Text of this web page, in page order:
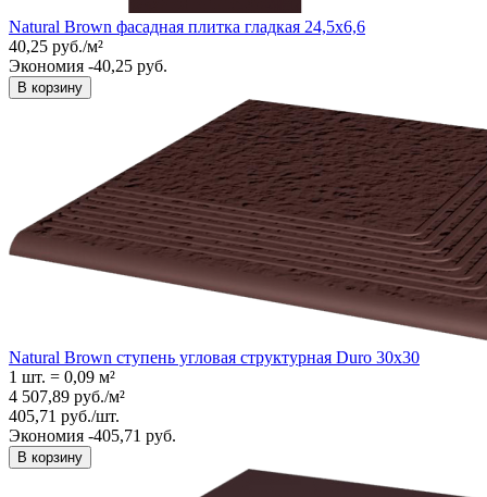
Natural Brown фасадная плитка гладкая 24,5x6,6
40,25 руб./м²
Экономия -40,25 руб.
В корзину
Natural Brown ступень угловая структурная Duro 30x30
1 шт. = 0,09 м²
4 507,89 руб./м²
405,71 руб./шт.
Экономия -405,71 руб.
В корзину